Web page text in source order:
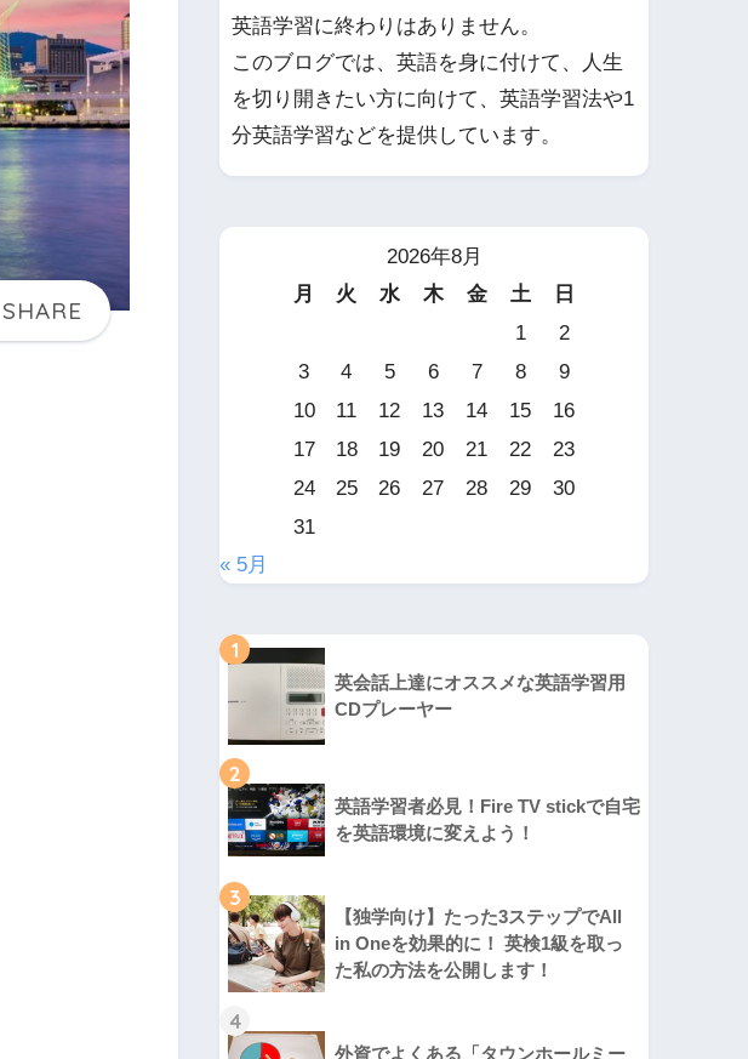
英語学習に終わりはありません。
このブログでは、英語を身に付けて、人生
を切り開きたい方に向けて、英語学習法や1
分英語学習などを提供しています。
2026年8月
月
火 水 木 金 土
日
1
2
3
4 5 6 7 8
9
10
11 12 13 14 15
16
17
18 19 20 21 22
23
24
25 26 27 28 29
30
31
« 5月
1
英会話上達にオススメな英語学習用
CDプレーヤー
2
英語学習者必見！Fire TV stickで自宅
を英語環境に変えよう！
3
【独学向け】たった3ステップでAll
in Oneを効果的に！ 英検1級を取っ
た私の方法を公開します！
4
外資でよくある「タウンホールミー